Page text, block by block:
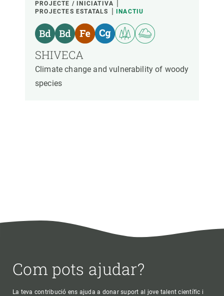
PROJECTE / INICIATIVA
PROJECTES ESTATALS
INACTIU
SHIVECA
Climate change and vulnerability of woody
species
Com pots ajudar?
La teva contribució ens ajuda a donar suport al jove talent científic i